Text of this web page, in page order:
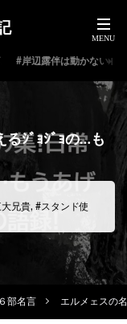
#岸辺露伴は動かない
るｼﾞｮｼﾞｮの…も
兄貴, #スタンド使
部名言 エルメェスの